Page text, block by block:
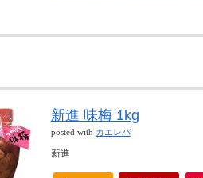
新進 味梅 1kg
posted with カエレバ
新進